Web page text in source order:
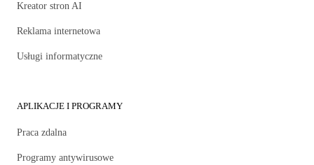
Kreator stron AI
Reklama internetowa
Usługi informatyczne
APLIKACJE I PROGRAMY
Praca zdalna
Programy antywirusowe